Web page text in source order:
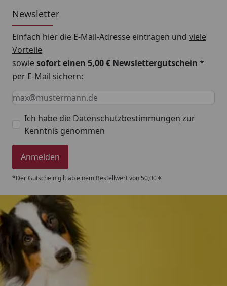
Newsletter
Einfach hier die E-Mail-Adresse eintragen und viele
Vorteile
sowiesofort einen 5,00 € Newslettergutschein *
per E-Mail sichern:
Keine Eingabe erforderlich
Eingabe erforderlich
E-Mail *
Ich habe die Datenschutzbestimmungen zur
Kenntnis genommen
Anmelden
*Der Gutschein gilt ab einem Bestellwert von 50,00 €
Trusted Shops